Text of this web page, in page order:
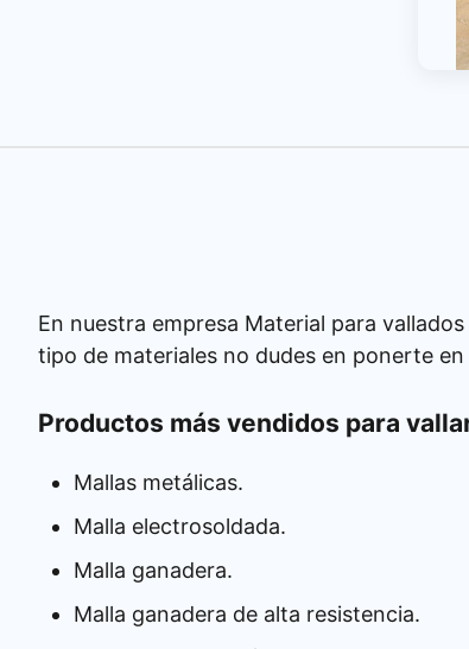
En nuestra empresa Material para
tipo de materiales no dudes en ponerte
Productos más vendidos para
Mallas metálicas.
Malla electrosoldada.
Malla ganadera.
Malla ganadera de alta resistencia.